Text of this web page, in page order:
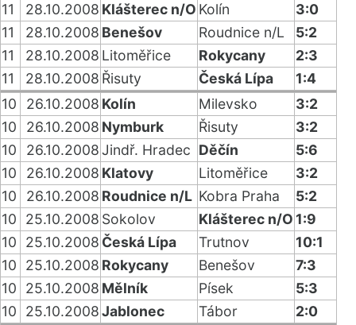
11
28.10.2008 Klášterec n/O Kolín
3:0
11
28.10.2008 Benešov Roudnice n/L
5:2
11
28.10.2008 Litoměřice Rokycany
2:3
11
28.10.2008 Řisuty Česká Lípa
1:4
10
26.10.2008 Kolín Milevsko
3:2
10
26.10.2008 Nymburk Řisuty
3:2
10
26.10.2008Jindř. Hradec Děčín
5:6
10
26.10.2008 Klatovy Litoměřice
3:2
10
26.10.2008 Roudnice n/L Kobra Praha
5:2
10
25.10.2008 Sokolov Klášterec n/O 1:9
10
25.10.2008 Česká Lípa Trutnov
10:1
10
25.10.2008 Rokycany Benešov
7:3
10
25.10.2008 Mělník Písek
5:3
10
25.10.2008Jablonec Tábor
2:0